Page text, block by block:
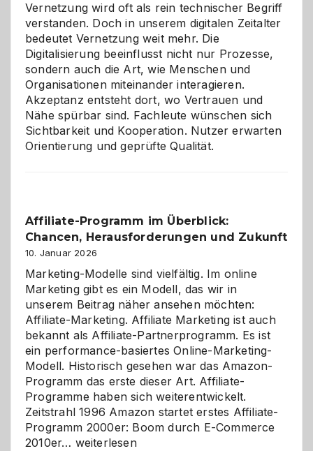
Vernetzung wird oft als rein technischer Begriff
verstanden. Doch in unserem digitalen Zeitalter
bedeutet Vernetzung weit mehr. Die
Digitalisierung beeinflusst nicht nur Prozesse,
sondern auch die Art, wie Menschen und
Organisationen miteinander interagieren.
Akzeptanz entsteht dort, wo Vertrauen und
Nähe spürbar sind. Fachleute wünschen sich
Sichtbarkeit und Kooperation. Nutzer erwarten
Orientierung und geprüfte Qualität.
Affiliate-Programm im Überblick:
Chancen, Herausforderungen und Zukunft
10. Januar 2026
Marketing-Modelle sind vielfältig. Im online
Marketing gibt es ein Modell, das wir in
unserem Beitrag näher ansehen möchten:
Affiliate-Marketing. Affiliate Marketing ist auch
bekannt als Affiliate-Partnerprogramm. Es ist
ein performance-basiertes Online-Marketing-
Modell. Historisch gesehen war das Amazon-
Programm das erste dieser Art. Affiliate-
Programme haben sich weiterentwickelt.
Zeitstrahl 1996 Amazon startet erstes Affiliate-
Programm 2000er: Boom durch E-Commerce
2010er… Affiliate-
weiterlesen